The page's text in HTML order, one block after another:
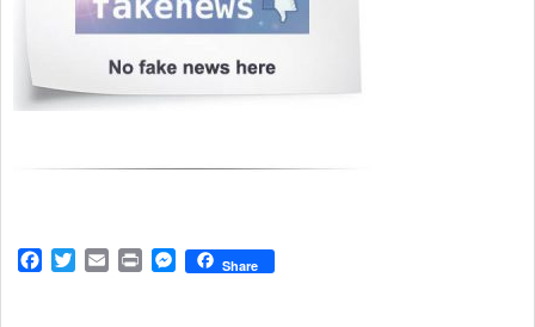
Facebook
TwitterEmailPrintMessenger
Share